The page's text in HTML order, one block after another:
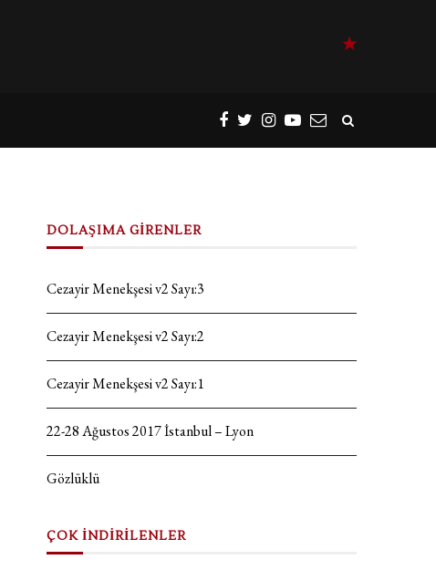
DOLAŞIMA GİRENLER
Cezayir Menekşesi v2 Sayı:3
Cezayir Menekşesi v2 Sayı:2
Cezayir Menekşesi v2 Sayı:1
22-28 Ağustos 2017 İstanbul – Lyon
Gözlüklü
ÇOK İNDİRİLENLER